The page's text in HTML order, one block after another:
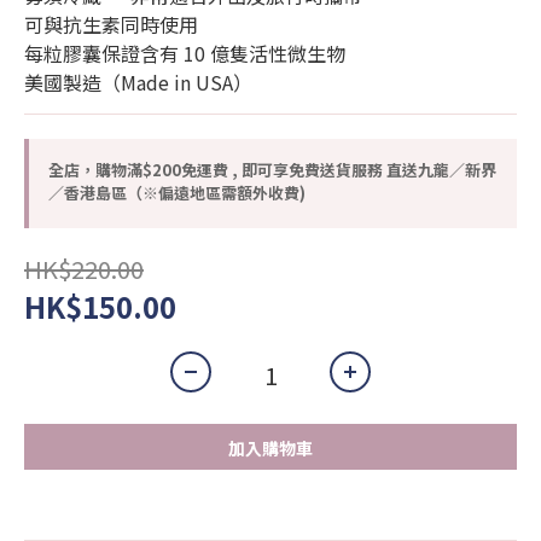
可與抗生素同時使用
每粒膠囊保證含有 10 億隻活性微生物
美國製造（Made in USA）
全店，購物滿$200免運費 , 即可享免費送貨服務 直送九龍／新界
／香港島區（※偏遠地區需額外收費)
HK$220.00
HK$150.00
加入購物車